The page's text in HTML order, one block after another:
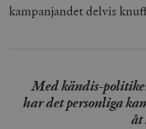
kampanjandet delvis
Med kändis-
har det personliga
åt